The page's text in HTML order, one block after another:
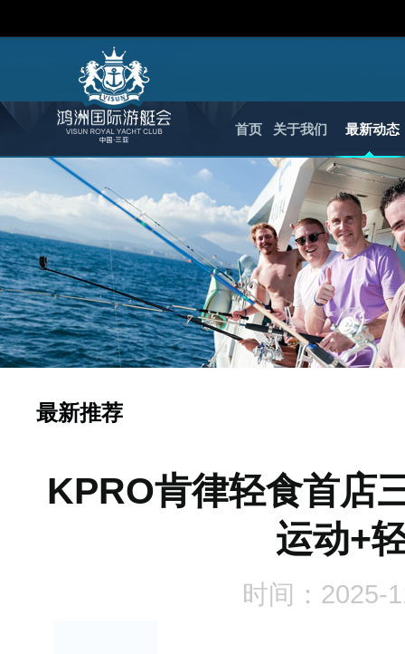
首页 关于我们 最新动态
最新推荐
KPRO肯律轻食首店
运动+
时间：2025-